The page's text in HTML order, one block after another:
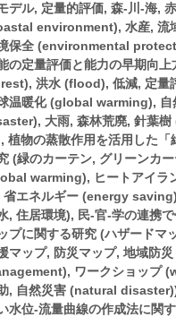
デル, 定量的評価, 森-川-海,
environment), 水産, 流
保全 (environmental
の定量評価と能力の早期向
洪水 (flood), 低減, 定量
温暖化 (global warming),
大雨, 森林荒廃, 針葉
植物の蒸散作用を活用した「
(緑のカーテン, グリーンカ
warming), ヒートアイラ
省エネルギー (energy
, 住居環境), 民-官-学の連携
プに関する研究 (ハザードマ
マップ, 防災マップ, 地域防
ワークショップ
, 自然災害 (natural
水位-流量曲線の作成法に関